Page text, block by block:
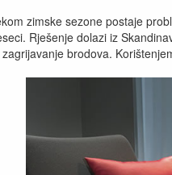
zimske sezone postaje
Rješenje dolazi iz
zagrijavanje brodova.